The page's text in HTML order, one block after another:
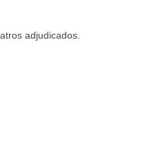
adjudicados.